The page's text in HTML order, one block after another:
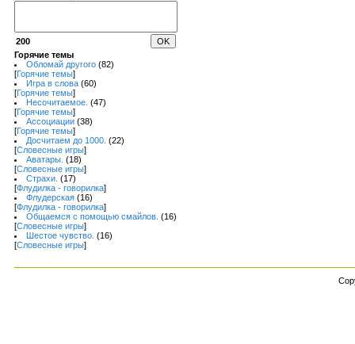
200
Горячие темы
Обломай другого (82)
[Горячие темы]
Игра в слова (60)
[Горячие темы]
Несочитаемое. (47)
[Горячие темы]
Ассоциации (38)
[Горячие темы]
Досчитаем до 1000. (22)
[Словесные игры]
Аватары. (18)
[Словесные игры]
Страхи. (17)
[Флудилка - говорилка]
Флудерская (16)
[Флудилка - говорилка]
Общаемся с помощью смайлов. (16)
[Словесные игры]
Шестое чувство. (16)
[Словесные игры]